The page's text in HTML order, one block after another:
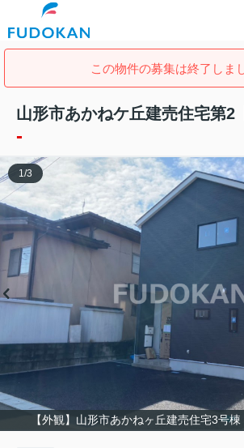
この物件の募集は終了しま
山形市あかねケ丘建売住宅第2
-
【外観】山形市あかねヶ丘建売住宅3号棟
1/3